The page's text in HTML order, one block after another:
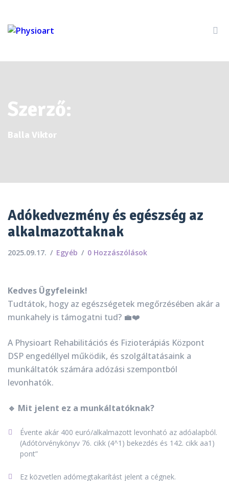
Szerző:
Balla Viktor
Adókedvezmény és egészség az
alkalmazottaknak
2025.09.17. Egyéb 0 Hozzászólások
Kedves Ügyfeleink!
Tudtátok, hogy az egészségetek megőrzésében akár a
munkahely is támogatni tud? 💼❤️
A Physioart Rehabilitációs és Fizioterápiás Központ
DSP engedéllyel működik, és szolgáltatásaink a
munkáltatók számára adózási szempontból
levonhatók.
🔹 Mit jelent ez a munkáltatóknak?
Évente akár 400 euró/alkalmazott levonható az adóalapból.
(Adótörvénykönyv 76. cikk (4^1) bekezdés és 142. cikk aa1)
pont”
Ez közvetlen adómegtakarítást jelent a cégnek.